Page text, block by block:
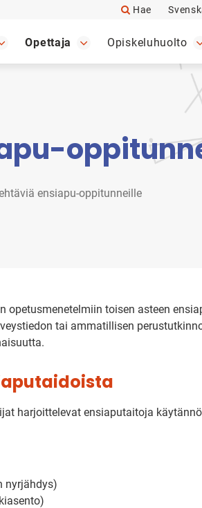
Hae
Opettaja Opiskeluhuolto
ensiapu-oppitunneille
toisen asteen
tai ammatillisen
harjoittelevat ensiaputaitoja
nyrjähdys)